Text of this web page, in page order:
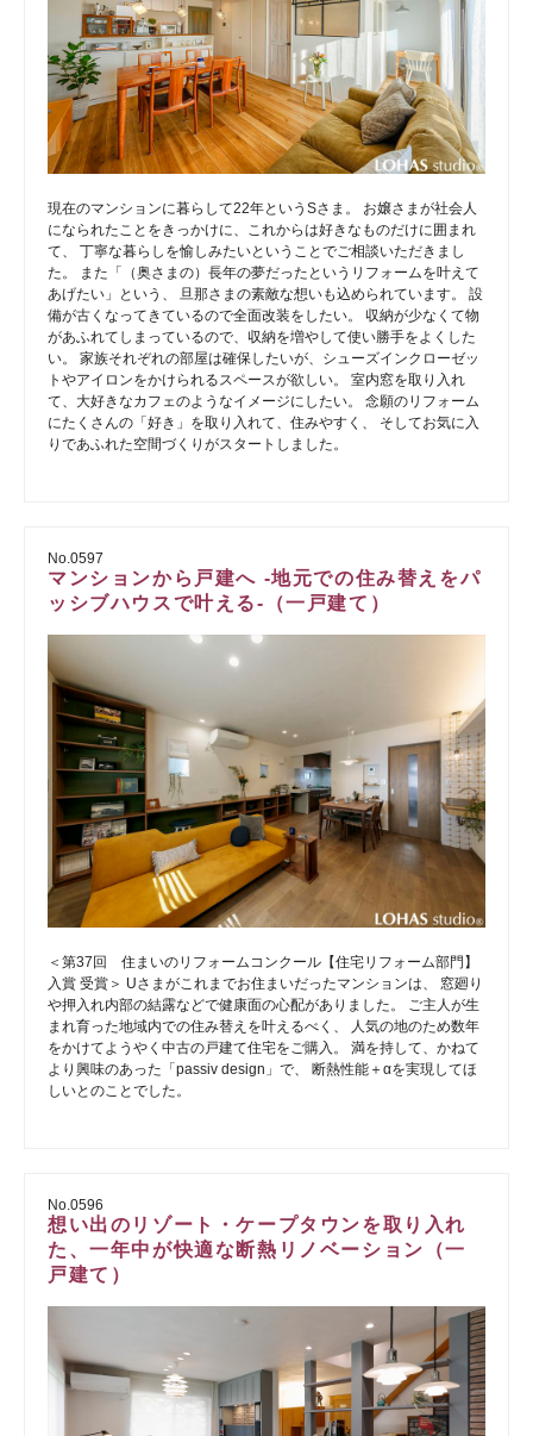
現在のマンションに暮らして22年というSさま。 お嬢さまが社会人
になられたことをきっかけに、これからは好きなものだけに囲まれ
て、 丁寧な暮らしを愉しみたいということでご相談いただきまし
た。 また「（奥さまの）長年の夢だったというリフォームを叶えて
あげたい」という、 旦那さまの素敵な想いも込められています。 設
備が古くなってきているので全面改装をしたい。 収納が少なくて物
があふれてしまっているので、収納を増やして使い勝手をよくした
い。 家族それぞれの部屋は確保したいが、シューズインクローゼッ
トやアイロンをかけられるスペースが欲しい。 室内窓を取り入れ
て、大好きなカフェのようなイメージにしたい。 念願のリフォーム
にたくさんの「好き」を取り入れて、住みやすく、 そしてお気に入
りであふれた空間づくりがスタートしました。
No.0597
マンションから戸建へ -地元での住み替えをパ
ッシブハウスで叶える-（一戸建て）
＜第37回 住まいのリフォームコンクール【住宅リフォーム部門】
入賞 受賞＞ Uさまがこれまでお住まいだったマンションは、 窓廻り
や押入れ内部の結露などで健康面の心配がありました。 ご主人が生
まれ育った地域内での住み替えを叶えるべく、 人気の地のため数年
をかけてようやく中古の戸建て住宅をご購入。 満を持して、かねて
より興味のあった「passiv design」で、 断熱性能＋αを実現してほ
しいとのことでした。
No.0596
想い出のリゾート・ケープタウンを取り入れ
た、一年中が快適な断熱リノベーション（一
戸建て）